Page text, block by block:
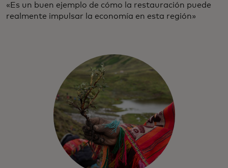
«Es un buen ejemplo de cómo la restauración puede
realmente impulsar la economía en esta región»